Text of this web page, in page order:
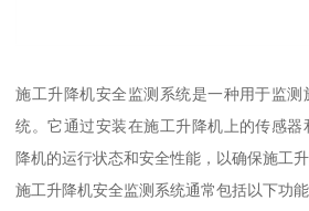
施工升降机安全监测系统是一种用于监
统。它通过安装在施工升降机上的传感
降机的运行状态和安全性能，以确保施工升
施工升降机安全监测系统通常包括以下功能